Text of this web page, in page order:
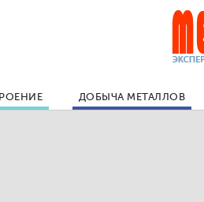
ДОБЫЧА МЕТАЛЛОВ